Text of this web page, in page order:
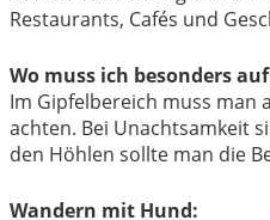
Restaurants, Cafés und
Wo muss ich besonders
Im Gipfelbereich muss man
achten. Bei Unachtsamkeit
den Höhlen sollte man die
Wandern mit Hund: